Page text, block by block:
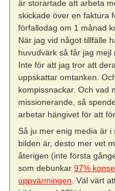
är storartade att arbeta
skickade över en faktura
förfallodag om 1 månad
När jag vid något tillfälle
huvudvärk så får jag mejl
Inte för att jag tror att
uppskattar omtanken.
kompissnackar. Och vad
missionerande, så
arbetar hängivet för att
Så ju mer enig media är
bilden är, desto mer vet
återigen (inte första
som debunkar97%
uppvärmingen . Väl värt